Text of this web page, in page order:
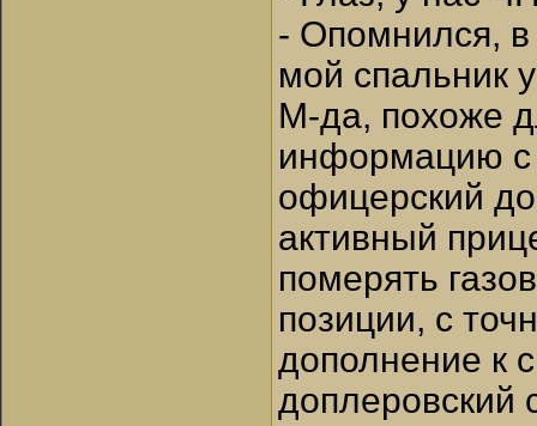
- Опомнился,
мой спальник
М-да, похоже
информацию с
офицерский
активный
померять
позиции, с
дополнение к
доплеровский